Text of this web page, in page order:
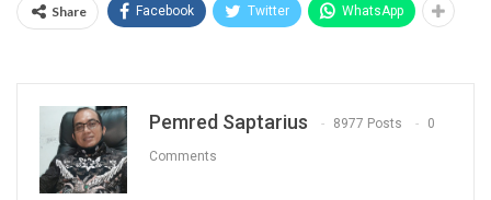
Share Facebook Twitter WhatsApp
Pemred Saptarius 8977 Posts 0
Comments